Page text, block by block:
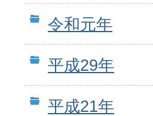
令和元年
平成29年
平成21年